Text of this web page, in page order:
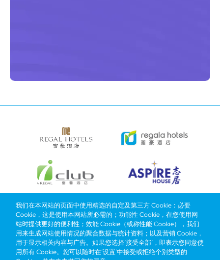
Bottom
menu
选择酒店我们的品牌推广与优惠奖励计划e-shop
管理层简介
我们在本网站的页面中使用精选的自定及第三方 Cookie：必要
Cookie，这是使用本网站所必需的；功能性 Cookie，在您使用网
站时提供更好的便利性；效能 Cookie（或称性能 Cookie），我们
用来生成网站使用情况的聚合数据与统计资料；以及营销 Cookie，
用于显示相关内容与广告。如果您选择‘接受全部’，即表示您同意使
用所有 Cookie。您可以随时在‘设置’中接受或拒绝个别类型的